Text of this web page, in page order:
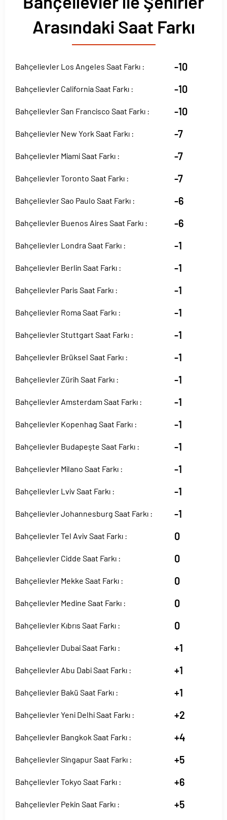
Arasındaki Saat Farkı
Bahçelievler Los Angeles Saat Farkı : -10
Bahçelievler California Saat Farkı : -10
Bahçelievler San Francisco Saat Farkı : -10
Bahçelievler New York Saat Farkı : -7
Bahçelievler Miami Saat Farkı : -7
Bahçelievler Toronto Saat Farkı : -7
Bahçelievler Sao Paulo Saat Farkı : -6
Bahçelievler Buenos Aires Saat Farkı : -6
Bahçelievler Londra Saat Farkı : -1
Bahçelievler Berlin Saat Farkı : -1
Bahçelievler Paris Saat Farkı : -1
Bahçelievler Roma Saat Farkı : -1
Bahçelievler Stuttgart Saat Farkı : -1
Bahçelievler Brüksel Saat Farkı : -1
Bahçelievler Zürih Saat Farkı : -1
Bahçelievler Amsterdam Saat Farkı : -1
Bahçelievler Kopenhag Saat Farkı : -1
Bahçelievler Budapeşte Saat Farkı : -1
Bahçelievler Milano Saat Farkı : -1
Bahçelievler Lviv Saat Farkı : -1
Bahçelievler Johannesburg Saat Farkı : -1
Bahçelievler Tel Aviv Saat Farkı : 0
Bahçelievler Cidde Saat Farkı : 0
Bahçelievler Mekke Saat Farkı : 0
Bahçelievler Medine Saat Farkı : 0
Bahçelievler Kıbrıs Saat Farkı : 0
Bahçelievler Dubai Saat Farkı : +1
Bahçelievler Abu Dabi Saat Farkı : +1
Bahçelievler Bakü Saat Farkı : +1
Bahçelievler Yeni Delhi Saat Farkı : +2
Bahçelievler Bangkok Saat Farkı : +4
Bahçelievler Singapur Saat Farkı : +5
Bahçelievler Tokyo Saat Farkı : +6
Bahçelievler Pekin Saat Farkı : +5